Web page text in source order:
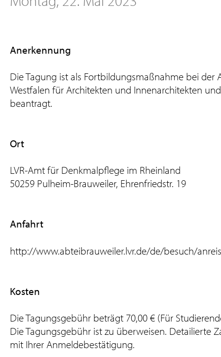
Anerkennung
Die Tagung ist als Fortbildungsmaßnahme bei der
Westfalen für Architekten und Innenarchitekten
beantragt.
Ort
LVR-Amt für Denkmalpflege im Rheinland
50259 Pulheim-Brauweiler, Ehrenfriedstr. 19
Anfahrt
http://www.abteibrauweiler.lvr.de/de/besuch/
Kosten
Die Tagungsgebühr beträgt 70,00 € (Für
Die Tagungsgebühr ist zu überweisen. Detailierte
mit Ihrer Anmeldebestätigung.